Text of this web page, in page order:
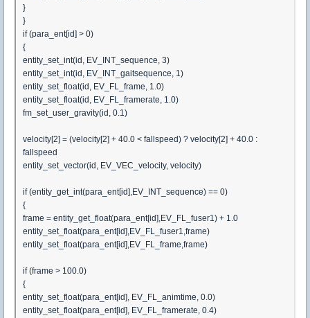
}
}
if (para_ent[id] > 0)
{
entity_set_int(id, EV_INT_sequence, 3)
entity_set_int(id, EV_INT_gaitsequence, 1)
entity_set_float(id, EV_FL_frame, 1.0)
entity_set_float(id, EV_FL_framerate, 1.0)
fm_set_user_gravity(id, 0.1)
velocity[2] = (velocity[2] + 40.0 < fallspeed) ? velocity[2] + 40.0 :
fallspeed
entity_set_vector(id, EV_VEC_velocity, velocity)
if (entity_get_int(para_ent[id],EV_INT_sequence) == 0)
{
frame = entity_get_float(para_ent[id],EV_FL_fuser1) + 1.0
entity_set_float(para_ent[id],EV_FL_fuser1,frame)
entity_set_float(para_ent[id],EV_FL_frame,frame)
if (frame > 100.0)
{
entity_set_float(para_ent[id], EV_FL_animtime, 0.0)
entity_set_float(para_ent[id], EV_FL_framerate, 0.4)